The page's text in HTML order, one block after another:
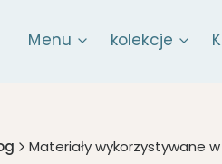
Menu kolekcje
Materiały wykorzystywane